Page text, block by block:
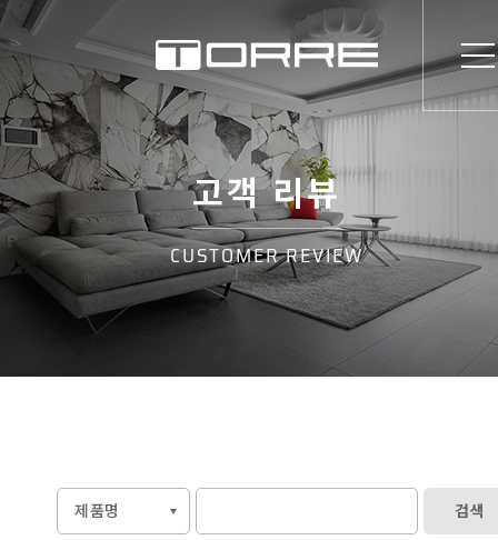
고객 리뷰
CUSTOMER REVIEW
검색